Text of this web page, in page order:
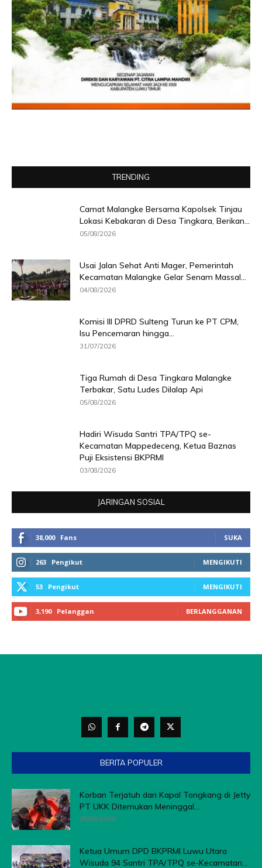
TRENDING
Camat Malangke Bersama Kapolsek Tinjau
Lokasi Kebakaran di Desa Tingkara, Berikan...
05/08/2026
Usai Jalan Sehat Anti Mager, Pemerintah
Kecamatan Malangke Gelar Senam Massal...
04/08/2026
Komisi III DPRD Sulteng Turun ke PT CPM,
Isu Pencemaran hingga...
31/07/2026
Tiga Rumah di Desa Tingkara Malangke
Terbakar, Satu Ludes Dilalap Api
05/08/2026
Hadiri Wisuda Santri TPA/TPQ se-
Kecamatan Mappedeceng, Ketua Baznas
Puji Eksistensi BKPRMI
03/08/2026
JARINGAN SOSIAL
38,000 Fans SUKA
263 Pengikut MENGIKUTI
53 Pengikut MENGIKUTI
3,190 Pelanggan BERLANGGANAN
BERITA POPULER
Korban Terjatuh dari Kapal Tongkang di Jetty
PT UKK Ditemukan Meninggal...
05/08/2026
Ketua Umum DPD BKPRMI Luwu Utara
Wisuda 94 Santri TPA/TPQ se-Kecamatan...